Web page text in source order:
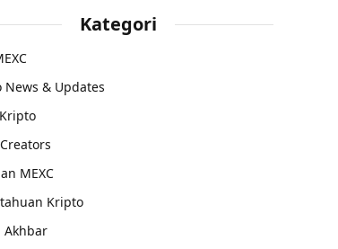
Kategori
News & Updates
MEXC
Kripto
Akhbar